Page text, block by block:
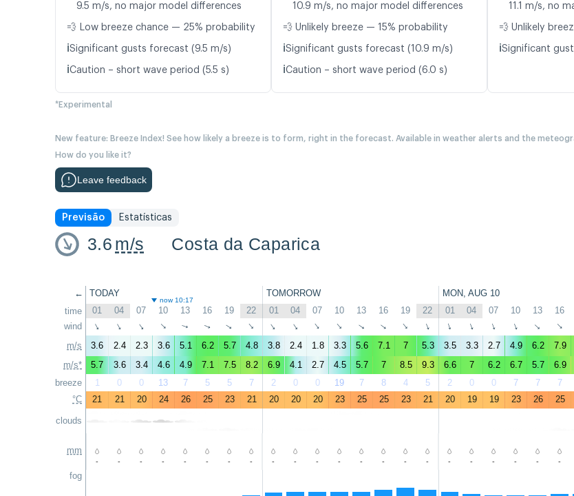
9.5 m/s, no major model differences
💨 Low breeze chance — 25% probability
ℹ️Significant gusts forecast (9.5 m/s)
ℹ️Caution – short wave period (5.5 s)
10.9 m/s, no major model differences
💨 Unlikely breeze — 15% probability
ℹ️Significant gusts forecast (10.9 m/s)
ℹ️Caution – short wave period (6.0 s)
11.1 m/s, no
💨 Unlikely
ℹ️Significant
*Experimental
New feature: Breeze Index! See how likely a breeze is to form, right in the forecast. Available in weather alerts and the
How do you like it?
Leave feedback
Previsão Estatísticas
3.6 m/s Costa da Caparica
←
time
wind
m/s
m/s*
breeze
°C
clouds
mm
fog
TODAY TOMORROW MON, AUG 10
now 10:17
01 04 07 10 13 16 19 22 01 04 07 10 13 16 19 22 01 04 07 10 13 16
↑ ↑ ↑ ↑ ↑ ↑ ↑ ↑ ↑ ↑ ↑ ↑ ↑ ↑ ↑ ↑ ↑ ↑ ↑ ↑ ↑ ↑
3.6 2.4 2.3 3.6 5.1 6.2 5.7 4.8 3.8 2.4 1.8 3.3 5.6 7.1 7 5.3 3.5 3.3 2.7 4.9 6.2 7.9
5.7
3.6 3.4 4.6 4.9 7.1 7.5 8.2 6.9 4.1 2.7 4.5 5.7 7 8.5 9.3 6.6 7 6.2 6.7 5.7 6.9
1
0 0 13 7 5 5 7 2 0 0 19 7 8 4 5 2 0 0 7 7 7
21
21 20 24 26 25 23 21 20 20 20 23 25 25 23 21 20 19 19 23 26 25
- - - - - - - - - - - - - - - - - - - - - -